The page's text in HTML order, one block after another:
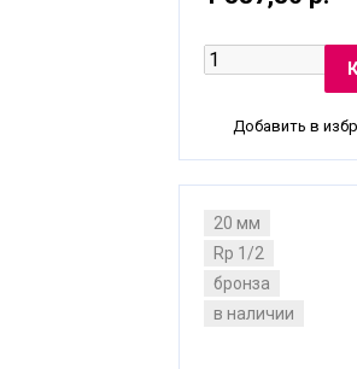
Добавить в
20 мм
Rp 1/2
бронза
в наличии